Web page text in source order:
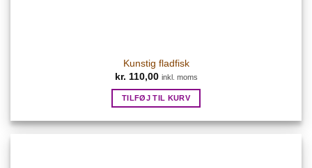
Kunstig fladfisk
kr. 110,00 inkl. moms
TILFØJ TIL KURV